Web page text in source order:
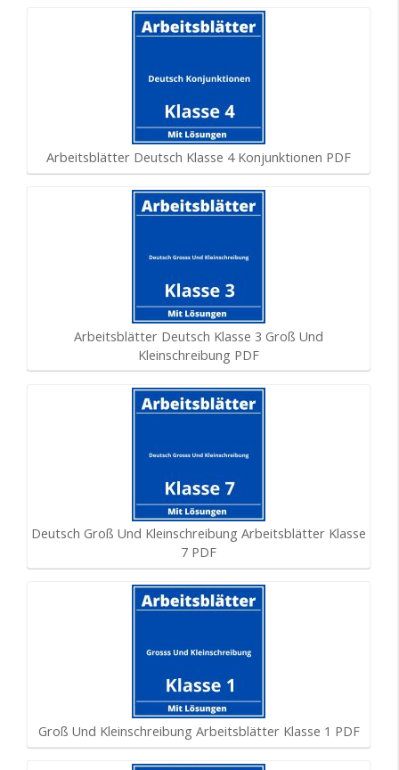
Arbeitsblätter Deutsch Klasse 4 Konjunktionen PDF
Arbeitsblätter Deutsch Klasse 3 Groß Und
Kleinschreibung PDF
Deutsch Groß Und Kleinschreibung Arbeitsblätter Klasse
7 PDF
Groß Und Kleinschreibung Arbeitsblätter Klasse 1 PDF